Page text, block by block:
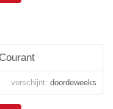
verschijnt: doordeweeks